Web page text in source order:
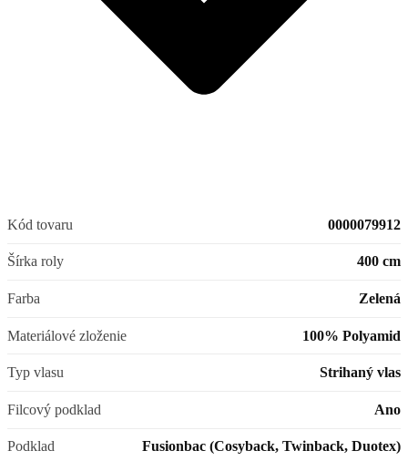
Kód tovaru 0000079912
Šírka roly 400 cm
Farba Zelená
Materiálové zloženie 100% Polyamid
Typ vlasu Strihaný vlas
Filcový podklad Ano
Podklad Fusionbac (Cosyback, Twinback, Duotex)